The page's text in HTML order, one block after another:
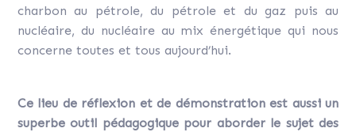
charbon au pétrole, du pétrole et du gaz puis au
nucléaire, du nucléaire au mix énergétique qui nous
concerne toutes et tous aujourd’hui.
Ce lieu de réflexion et de démonstration est aussi un
superbe outil pédagogique pour aborder le sujet des